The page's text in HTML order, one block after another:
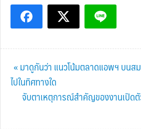
Previous
Post:
« มาดูกันว่า แนวโน้มตลาดแอพฯ บนสม
ไปในทิศทางใด
Next
จับตาเหตุการณ์สำคัญของงานเปิดตั